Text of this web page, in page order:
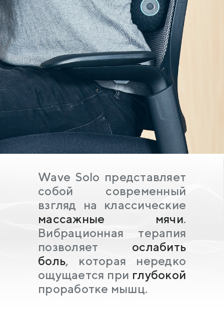
Wave Solo представляет
собой современный
взгляд на классические
массажные мячи.
Вибрационная терапия
позволяет ослабить
боль, которая нередко
ощущается при глубокой
проработке мышц.